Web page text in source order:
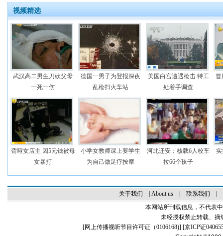
视频精选
武汉高二男生刀砍父母
一死一伤
德国一男子为登报深夜
乱枪扫火车站
美国白宫遭遇枪击 特工
处着手调查
冒
聋哑女店主 因5元钱被母
女暴打
小学女教师课上要学生
为自己做足疗按摩
河北迁安：核载6人校车
拉66个孩子
关于我们 About us| 联系我们
本网站所刊载信息，不代表
未经授权禁止转载、摘
[网上传播视听节目许可证（0106168)] [京ICP证